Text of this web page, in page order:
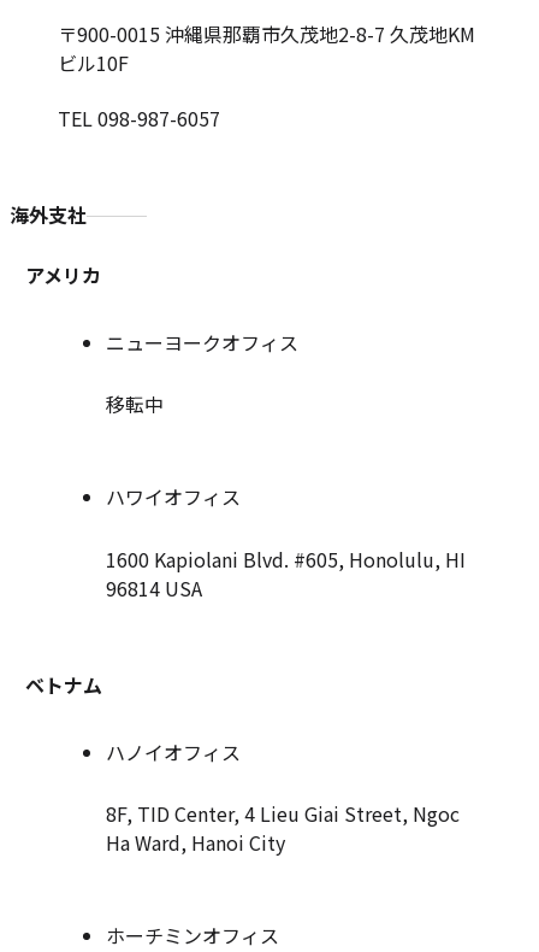
〒900-0015 沖縄県那覇市久茂地2-8-7 久茂地KM
ビル10F
TEL 098-987-6057
海外支社
アメリカ
ニューヨークオフィス
移転中
ハワイオフィス
1600 Kapiolani Blvd. #605, Honolulu, HI
96814 USA
ベトナム
ハノイオフィス
8F, TID Center, 4 Lieu Giai Street, Ngoc
Ha Ward, Hanoi City
ホーチミンオフィス